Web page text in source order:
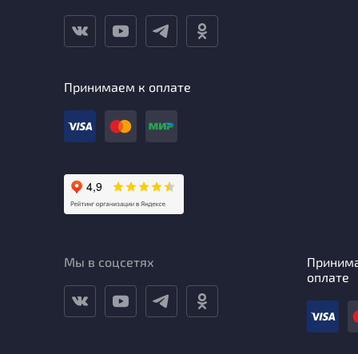
Принимаем к оплате
Мы в соцсетях
оплате